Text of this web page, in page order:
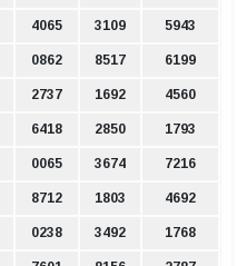
4065 3109 5943
0862 8517 6199
2737 1692 4560
6418 2850 1793
0065 3674 7216
8712 1803 4692
0238 3492 1768